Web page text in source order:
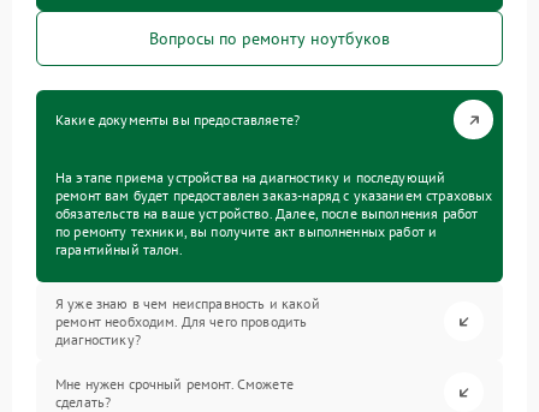
Вопросы по ремонту ноутбуков
Какие документы вы предоставляете?
На этапе приема устройства на диагностику и последующий
ремонт вам будет предоставлен заказ-наряд с указанием страховых
обязательств на ваше устройство. Далее, после выполнения работ
по ремонту техники, вы получите акт выполненных работ и
гарантийный талон.
Я уже знаю в чем неисправность и какой
ремонт необходим. Для чего проводить
диагностику?
Мне нужен срочный ремонт. Сможете
сделать?